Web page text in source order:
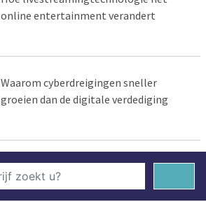
online entertainment verandert
Waarom cyberdreigingen sneller
groeien dan de digitale verdediging